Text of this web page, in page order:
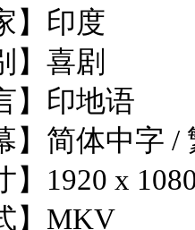
印度
喜剧
印地语
简体中字 /
】1920 x
】MKV